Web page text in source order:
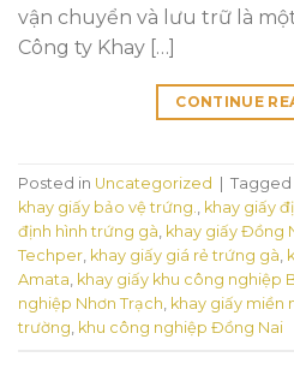
vận chuyển và lưu trữ là
Công ty Khay […]
CONTINUE
Posted in Uncategorized Tagged
khay giấy bảo vệ trứng., khay giấy
định hình trứng gà, khay giấy Đồng
Techper, khay giấy giá rẻ trứng gà,
Amata, khay giấy khu công nghiệp
nghiệp Nhơn Trạch, khay giấy miền
trường, khu công nghiệp Đồng Nai